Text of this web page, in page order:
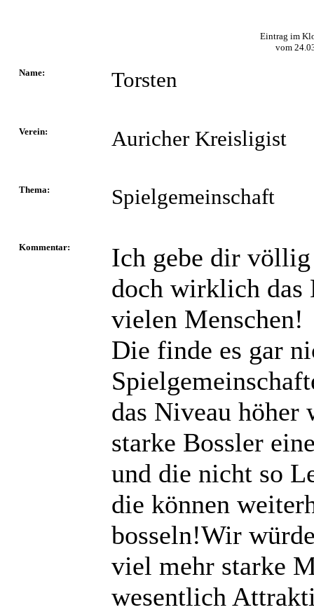
Eintrag im
vom
Name: Torsten
Verein: Auricher Kreisligist
Thema: Spielgemeinschaft
Kommentar:
Ich gebe dir
doch wirklich das
vielen Menschen!
Die finde es gar
das Niveau
starke Bossler
und die nicht so
die können
bosseln!Wir
viel mehr starke
wesentlich